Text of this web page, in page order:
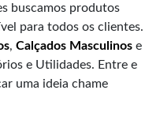
buscamos produtos
para todos os clientes.
, Calçados Masculinos e
e Utilidades. Entre e
uma ideia chame